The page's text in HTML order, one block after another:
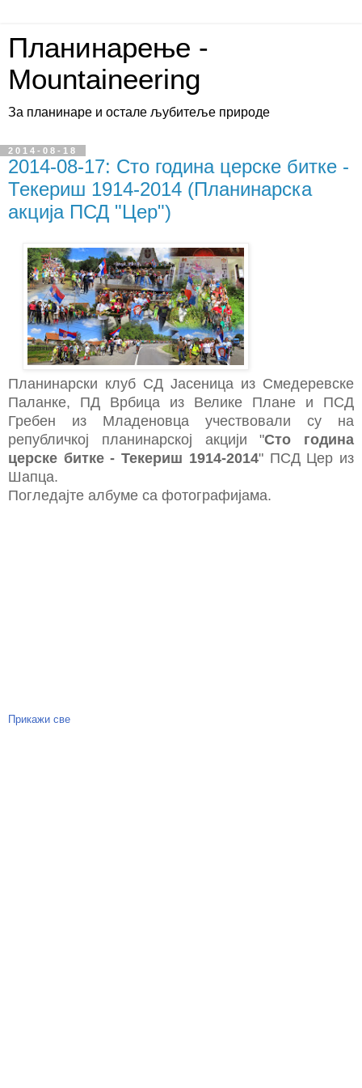
Планинарење -
Mountaineering
За планинаре и остале љубитеље природе
2014-08-18
2014-08-17: Сто година церске битке -
Текериш 1914-2014 (Планинарска
акција ПСД "Цер")
Планинарски клуб СД Јасеница из Смедеревске
Паланке, ПД Врбица из Велике Плане и ПСД
Гребен из Младеновца учествовали су на
републичкој планинарској акцији "Сто година
церске битке - Текериш 1914-2014" ПСД Цер из
Шапца.
Погледајте албуме са фотографијама.
Прикажи све